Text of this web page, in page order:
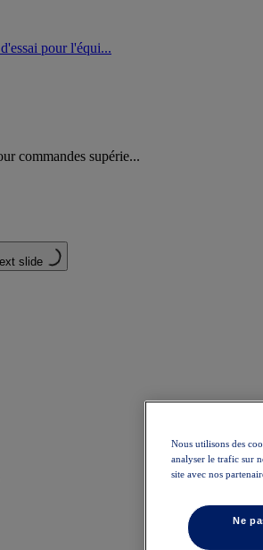
pour l'équi...
commandes supérie...
slide
Nous utilisons des
analyser le trafic sur
site avec nos
Ne